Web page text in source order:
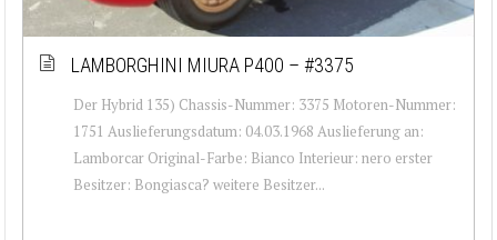
LAMBORGHINI MIURA P400 – #3375
Der Hybrid 135) Chassis-Nummer: 3375 Motoren-Nummer:
1751 Auslieferungsdatum: 04.03.1968 Auslieferung an:
Lamborcar Original-Farbe: Bianco Interieur: nero erster
Besitzer: Bongiasca? weitere Besitzer...